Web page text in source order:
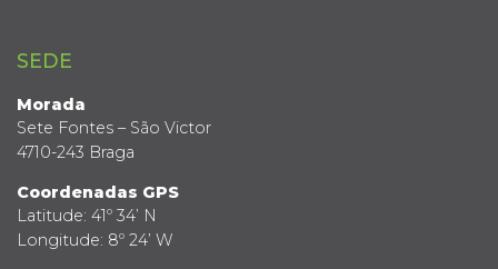
SEDE
Morada
Sete Fontes – São Victor
4710-243 Braga
Coordenadas GPS
Latitude: 41º 34’ N
Longitude: 8º 24’ W